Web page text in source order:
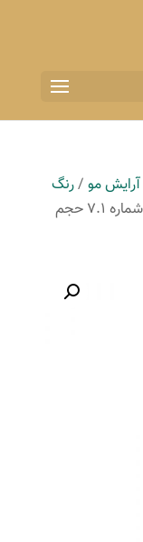
آرایش مو/رنگ
/ رنگ مو دوماسی سری دودی شماره 7.1 حجم